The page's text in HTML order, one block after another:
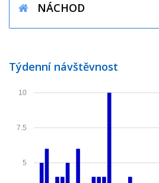
NÁCHOD
Týdenní návštěvnost
5
7.5
10